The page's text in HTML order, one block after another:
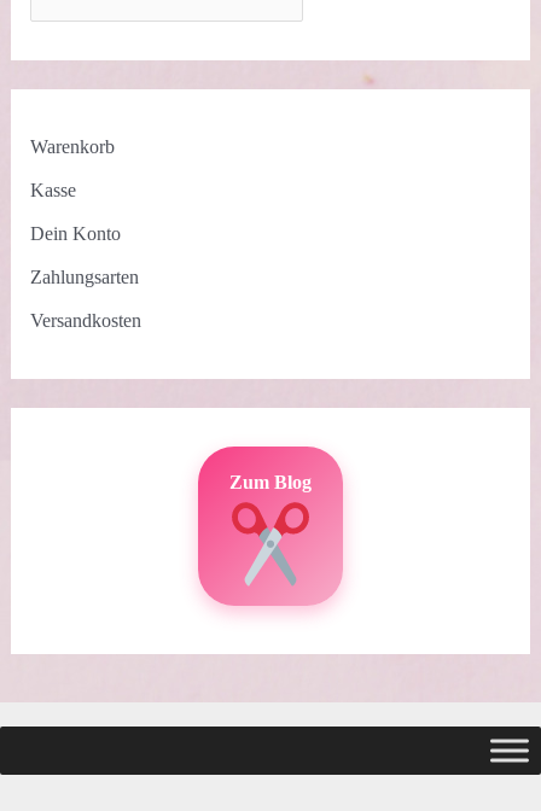
Warenkorb
Kasse
Dein Konto
Zahlungsarten
Versandkosten
Zum Blog